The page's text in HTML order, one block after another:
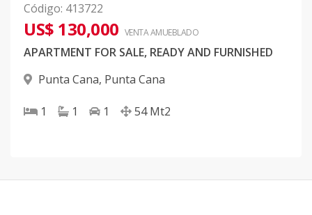
Código: 413722
US$ 130,000 VENTA AMUEBLADO
APARTMENT FOR SALE, READY AND FURNISHED
Punta Cana, Punta Cana
1 1 1 54 Mt2